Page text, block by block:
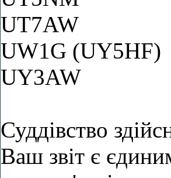
UT7AW
UW1G (UY5HF)
UY3AW
Суддівство
Ваш звіт є